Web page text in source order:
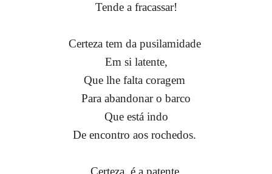
Tende a fracassar!
Certeza tem da pusilamidade
Em si latente,
Que lhe falta coragem
Para abandonar o barco
Que está indo
De encontro aos rochedos.
Certeza, é a patente